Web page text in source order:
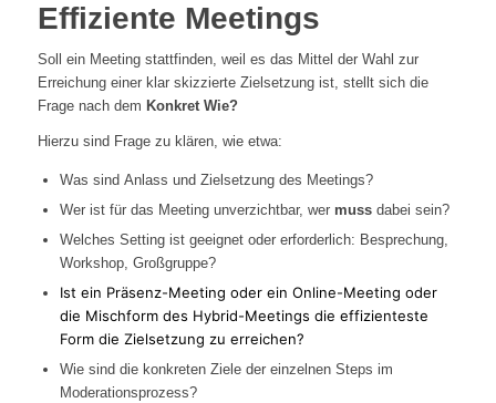
Effiziente Meetings
Soll ein Meeting stattfinden, weil es das Mittel der Wahl zur
Erreichung einer klar skizzierte Zielsetzung ist, stellt sich die
Frage nach dem Konkret Wie?
Hierzu sind Frage zu klären, wie etwa:
Was sind Anlass und Zielsetzung des Meetings?
Wer ist für das Meeting unverzichtbar, wer mussdabei sein?
Welches Setting ist geeignet oder erforderlich: Besprechung,
Workshop, Großgruppe?
Ist ein Präsenz-Meeting oder ein Online-Meeting oder
die Mischform des Hybrid-Meetings die effizienteste
Form die Zielsetzung zu erreichen?
Wie sind die konkreten Ziele der einzelnen Steps im
Moderationsprozess?